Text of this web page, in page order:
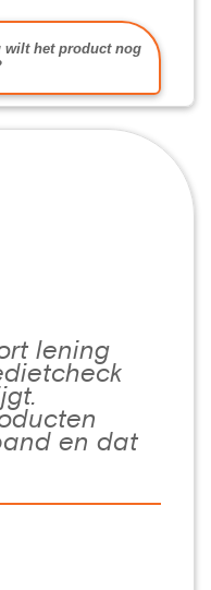
wilt het product nog
lening
en dat